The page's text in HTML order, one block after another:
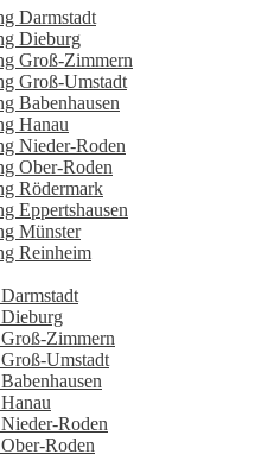
Darmstadt
Dieburg
Groß-Zimmern
Groß-Umstadt
Babenhausen
Hanau
Nieder-Roden
Ober-Roden
Rödermark
Eppertshausen
Münster
Reinheim
Zimmern
Umstadt
Roden
Roden